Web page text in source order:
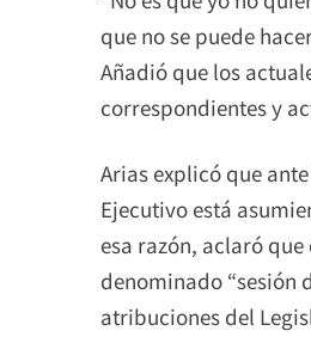
que no se puede
Añadió que los
correspondientes y
Arias explicó que
Ejecutivo está
esa razón, aclaró
denominado “sesión
atribuciones del